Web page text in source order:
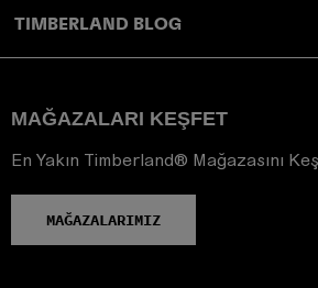
TIMBERLAND BLOG
MAĞAZALARI KEŞFET
En Yakın Timberland® Mağazasını
MAĞAZALARIMIZ